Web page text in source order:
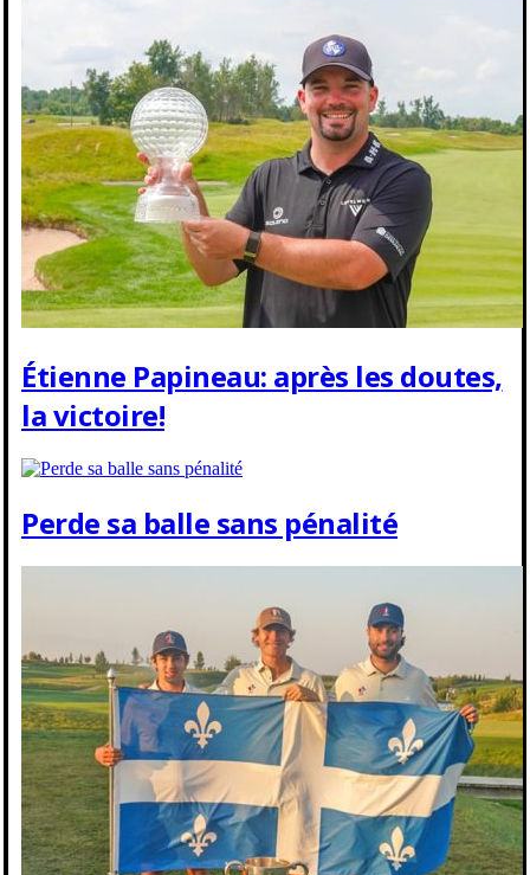
Étienne Papineau: après les doutes,
la victoire!
Perde sa balle sans pénalité